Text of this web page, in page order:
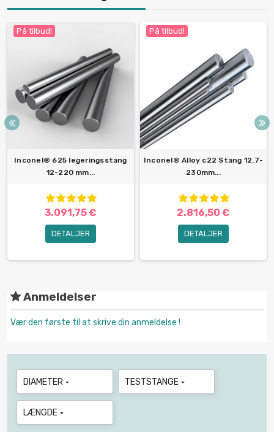
På tilbud!
Inconel® 625 legeringsstang
12-220 mm...
3.091,75 €
DETALJER
På tilbud!
Inconel® Alloy c22 Stang 12.7-
230mm...
2.816,50 €
DETALJER
Anmeldelser
Vær den første til at skrive din anmeldelse !
DIAMETER  TESTSTANGE 
LÆNGDE 